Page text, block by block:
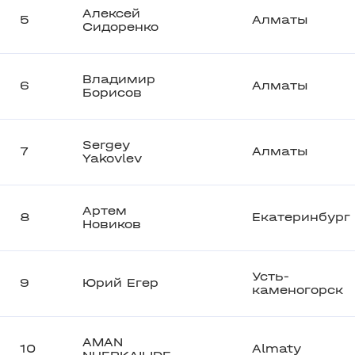
5
Алексей
Сидоренко
Алматы
6
Владимир
Борисов
Алматы
7
Sergey
Yakovlev
Алматы
8
Артем
Новиков
Екатеринбург
9 Юрий Егер
Усть-
каменогорск
10
AMAN
Almaty